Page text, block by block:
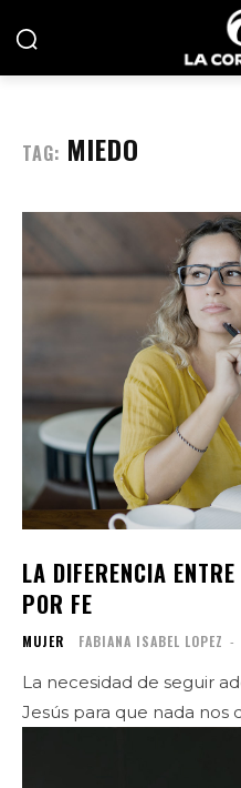
TAG: MIEDO
LA DIFERENCIA
POR FE
MUJER FABIANA ISABEL LOPEZ -
La necesidad de seguir
Jesús para que nada nos